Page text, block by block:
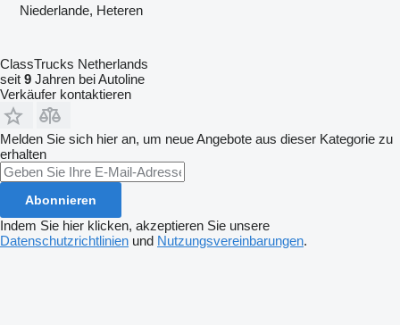
Niederlande, Heteren
ClassTrucks Netherlands
seit 9 Jahren bei Autoline
Verkäufer kontaktieren
Melden Sie sich hier an, um neue Angebote aus dieser Kategorie zu
erhalten
Abonnieren
Indem Sie hier klicken, akzeptieren Sie unsere
Datenschutzrichtlinien und Nutzungsvereinbarungen.